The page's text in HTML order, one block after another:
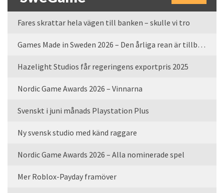
Fares skrattar hela vägen till banken – skulle vi tro
Games Made in Sweden 2026 – Den årliga rean är tillbaka
Hazelight Studios får regeringens exportpris 2025
Nordic Game Awards 2026 – Vinnarna
Svenskt i juni månads Playstation Plus
Ny svensk studio med känd raggare
Nordic Game Awards 2026 – Alla nominerade spel
Mer Roblox-Payday framöver